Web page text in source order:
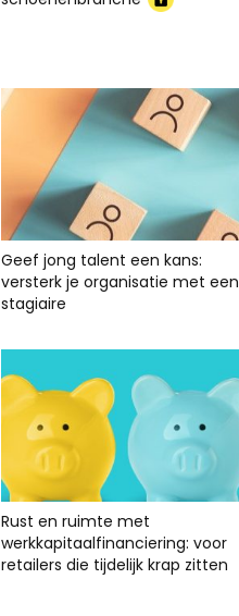
Geef jong talent een kans:
versterk je organisatie met een
stagiaire
Rust en ruimte met
werkkapitaalfinanciering: voor
retailers die tijdelijk krap zitten